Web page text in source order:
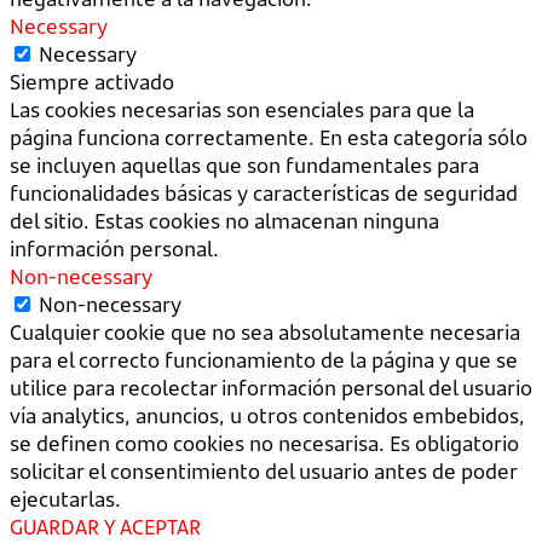
Necessary
Necessary
Siempre activado
Las cookies necesarias son esenciales para que la
página funciona correctamente. En esta categoría sólo
se incluyen aquellas que son fundamentales para
funcionalidades básicas y características de seguridad
del sitio. Estas cookies no almacenan ninguna
información personal.
Non-necessary
Non-necessary
Cualquier cookie que no sea absolutamente necesaria
para el correcto funcionamiento de la página y que se
utilice para recolectar información personal del usuario
vía analytics, anuncios, u otros contenidos embebidos,
se definen como cookies no necesarisa. Es obligatorio
solicitar el consentimiento del usuario antes de poder
ejecutarlas.
GUARDAR Y ACEPTAR